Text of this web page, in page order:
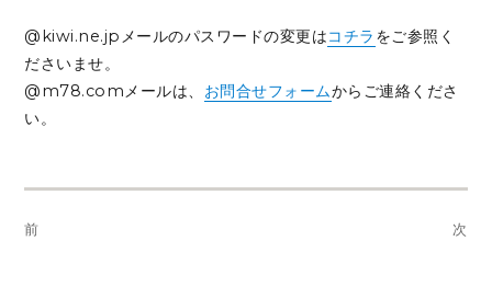
@kiwi.ne.jpメールのパスワードの変更はコチラ をご参照く
ださいませ。
@m78.comメールは、 お問合せフォームからご連絡くださ
い。
前 次